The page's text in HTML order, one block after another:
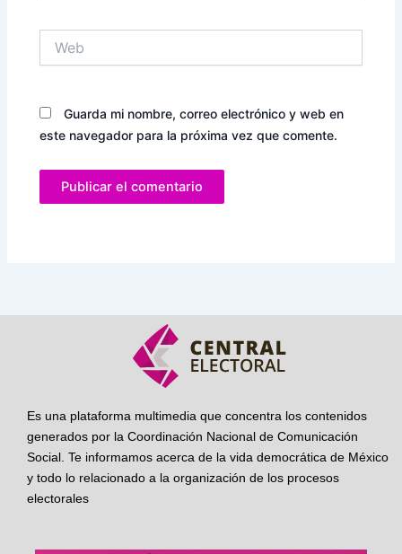
Guarda mi nombre, correo electrónico y web en
este navegador para la próxima vez que comente.
Es una plataforma multimedia que concentra los contenidos
generados por la Coordinación Nacional de Comunicación
Social. Te informamos acerca de la vida democrática de México
y todo lo relacionado a la organización de los procesos
electorales